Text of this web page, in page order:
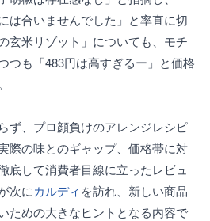
は合いませんでした」と率直に切
玄米リゾット」についても、モチ
つも「483円は高すぎるー」と価格
ず、プロ顔負けのアレンジレシピ
際の味とのギャップ、価格帯に対
底して消費者目線に立ったレビュ
次にカルディ を訪れ、新しい商品
ための大きなヒントとなる内容で